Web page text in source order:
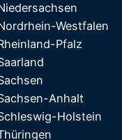
Westfalen
Pfalz
Anhalt
Holstein